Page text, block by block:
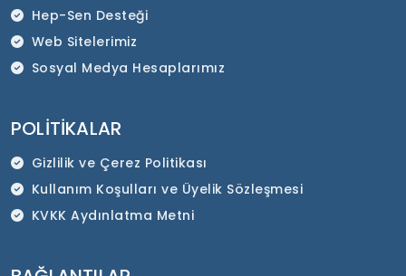
Hep-Sen Desteği
Web Sitelerimiz
Sosyal Medya Hesaplarımız
POLITIKALAR
Gizlilik ve Çerez Politikası
Kullanım Koşulları ve Üyelik Sözleşmesi
KVKK Aydınlatma Metni